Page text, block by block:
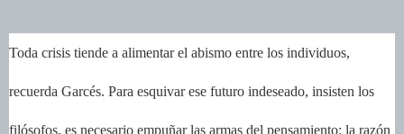
Toda crisis tiende a alimentar el abismo entre los individuos,
recuerda Garcés. Para esquivar ese futuro indeseado, insisten los
filósofos, es necesario empuñar las armas del pensamiento: la razón